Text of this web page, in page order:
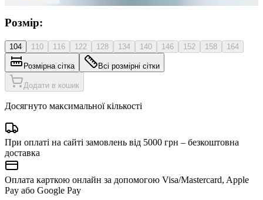
Розмір:
104 110 116 122 128 134 140 146 152 158 164
Розмірна сітка Всі розмірні сітки
Додати в кошик
Досягнуто максимальної кількості
При оплаті на сайті замовлень від 5000 грн – безкоштовна
доставка
Оплата карткою онлайн за допомогою Visa/Mastercard, Apple
Pay або Google Pay